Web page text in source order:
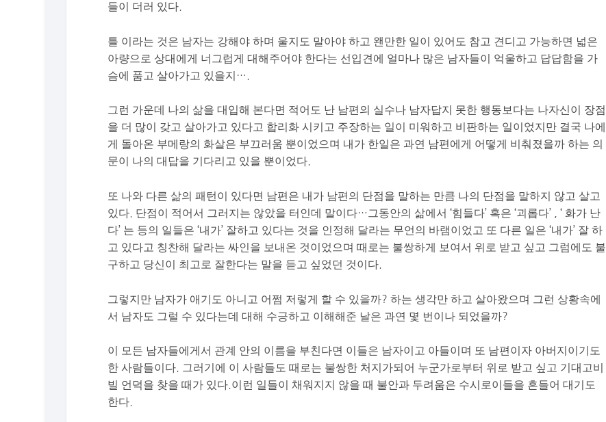
들이 더러 있다.
틀 이라는 것은 남자는 강해야 하며 울지도 말아야 하고 왠만한 일이 있어도 참고 견디고 가능하면 넓은
아량으로 상대에게 너그럽게 대해주어야 한다는 선입견에 얼마나 많은 남자들이 억울하고 답답함을 가
슴에 품고 살아가고 있을지….
그런 가운데 나의 삶을 대입해 본다면 적어도 난 남편의 실수나 남자답지 못한 행동보다는 나자신이 장점
을 더 많이 갖고 살아가고 있다고 합리화 시키고 주장하는 일이 미워하고 비판하는 일이었지만 결국 나에
게 돌아온 부메랑의 화살은 부끄러움 뿐이었으며 내가 한일은 과연 남편에게 어떻게 비춰졌을까 하는 의
문이 나의 대답을 기다리고 있을 뿐이었다.
또 나와 다른 삶의 패턴이 있다면 남편은 내가 남편의 단점을 말하는 만큼 나의 단점을 말하지 않고 살고
있다. 단점이 적어서 그러지는 않았을 터인데 말이다…그동안의 삶에서 ‘힘들다’ 혹은 ‘괴롭다’ , ‘ 화가 난
다’ 는 등의 일들은 ‘내가’ 잘하고 있다는 것을 인정해 달라는 무언의 바램이었고 또 다른 일은 ‘내가’ 잘 하
고 있다고 칭찬해 달라는 싸인을 보내온 것이었으며 때로는 불쌍하게 보여서 위로 받고 싶고 그럼에도 불
구하고 당신이 최고로 잘한다는 말을 듣고 싶었던 것이다.
그렇지만 남자가 애기도 아니고 어쩜 저렇게 할 수 있을까? 하는 생각만 하고 살아왔으며 그런 상황속에
서 남자도 그럴 수 있다는데 대해 수긍하고 이해해준 날은 과연 몇 번이나 되었을까?
이 모든 남자들에게서 관계 안의 이름을 부친다면 이들은 남자이고 아들이며 또 남편이자 아버지이기도
한 사람들이다. 그러기에 이 사람들도 때로는 불쌍한 처지가되어 누군가로부터 위로 받고 싶고 기대고비
빌 언덕을 찾을 때가 있다.이런 일들이 채워지지 않을 때 불안과 두려움은 수시로이들을 흔들어 대기도
한다.